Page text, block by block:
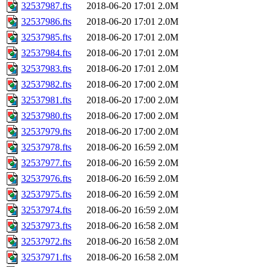
32537987.fts
2018-06-20 17:01 2.0M
32537986.fts
2018-06-20 17:01 2.0M
32537985.fts
2018-06-20 17:01 2.0M
32537984.fts
2018-06-20 17:01 2.0M
32537983.fts
2018-06-20 17:01 2.0M
32537982.fts
2018-06-20 17:00 2.0M
32537981.fts
2018-06-20 17:00 2.0M
32537980.fts
2018-06-20 17:00 2.0M
32537979.fts
2018-06-20 17:00 2.0M
32537978.fts
2018-06-20 16:59 2.0M
32537977.fts
2018-06-20 16:59 2.0M
32537976.fts
2018-06-20 16:59 2.0M
32537975.fts
2018-06-20 16:59 2.0M
32537974.fts
2018-06-20 16:59 2.0M
32537973.fts
2018-06-20 16:58 2.0M
32537972.fts
2018-06-20 16:58 2.0M
32537971.fts
2018-06-20 16:58 2.0M